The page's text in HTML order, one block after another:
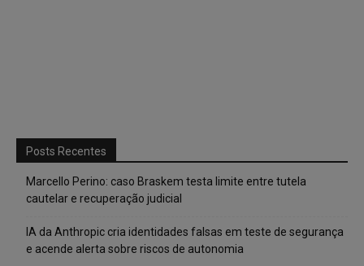
Posts Recentes
Marcello Perino: caso Braskem testa limite entre tutela
cautelar e recuperação judicial
IA da Anthropic cria identidades falsas em teste de segurança
e acende alerta sobre riscos de autonomia